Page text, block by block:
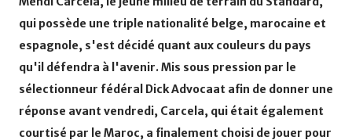
qui possède une triple nationalité belge, marocaine et
espagnole, s'est décidé quant aux couleurs du pays
qu'il défendra à l'avenir. Mis sous pression par le
sélectionneur fédéral Dick Advocaat afin de donner une
réponse avant vendredi, Carcela, qui était également
courtisé par le Maroc, a finalement choisi de jouer pour